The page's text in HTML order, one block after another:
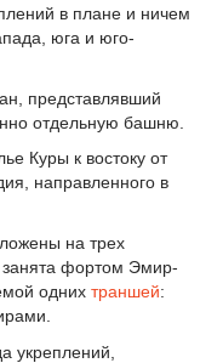
в плане и ничем
юга и юго-
представлявший
отдельную башню.
Куры к востоку от
направленного в
на трех
фортом Эмир-
одних траншей:
укреплений,